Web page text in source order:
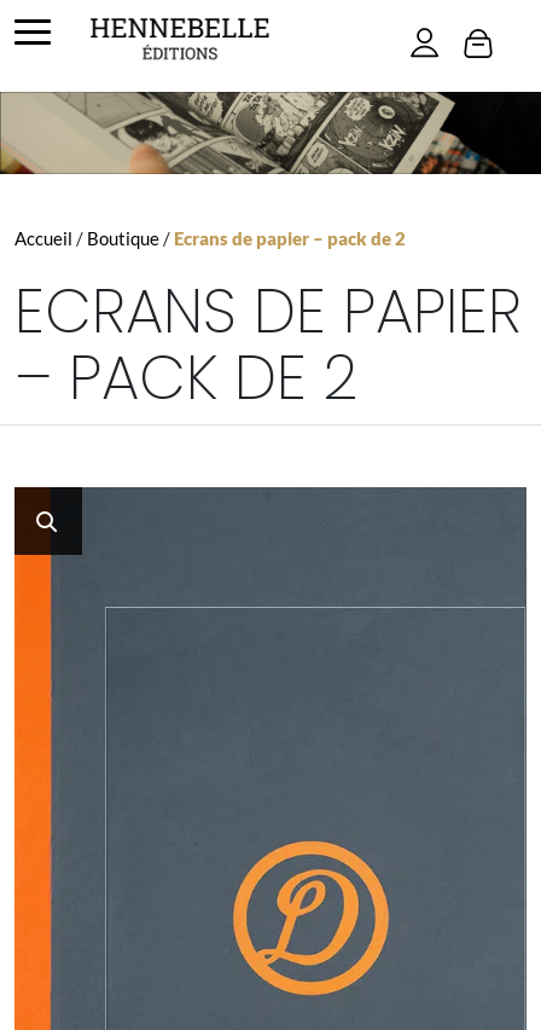
Skip to main content
Accueil / Boutique/ Ecrans de papier – pack de 2
ECRANS DE PAPIER
– PACK DE 2